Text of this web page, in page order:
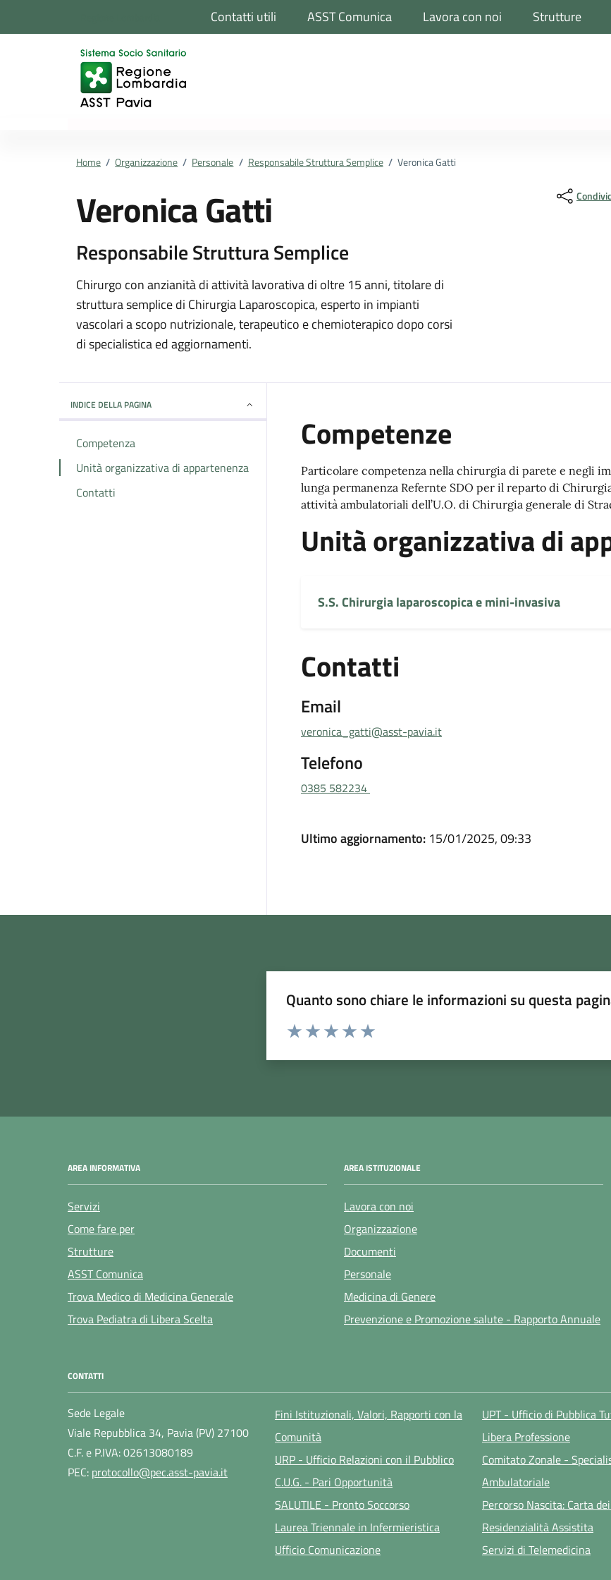
Contatti utili ASST Comunica Lavora con noi Strutture
Home / Organizzazione / Personale / Responsabile Struttura Semplice / Veronica Gatti
Veronica Gatti
Responsabile Struttura Semplice
Dettagli della persona
Chirurgo con anzianità di attività lavorativa di oltre 15 anni, titolare di
struttura semplice di Chirurgia Laparoscopica, esperto in impianti
vascolari a scopo nutrizionale, terapeutico e chemioterapico dopo corsi
di specialistica ed aggiornamenti.
INDICE DELLA PAGINA
Competenza
Unità organizzativa di appartenenza
Contatti
Competenze
Particolare competenza nella chirurgia di parete e negli
lunga permanenza Refernte SDO per il reparto di
attività ambulatoriali dell’U.O. di Chirurgia generale di
Unità organizzativa di
S.S. Chirurgia laparoscopica e mini-invasiva
Contatti
Email
veronica_gatti@asst-pavia.it
Telefono
0385 582234
Ultimo aggiornamento: 15/01/2025, 09:33
Quanto sono chiare le informazioni su questa
Rating:
AREA INFORMATIVA
Servizi
Come fare per
Strutture
ASST Comunica
Trova Medico di Medicina Generale
Trova Pediatra di Libera Scelta
AREA ISTITUZIONALE
Lavora con noi
Organizzazione
Documenti
Personale
Medicina di Genere
Prevenzione e Promozione salute - Rapporto Annuale
CONTATTI
Sede Legale
Viale Repubblica 34, Pavia (PV) 27100
C.F. e P.IVA: 02613080189
PEC: protocollo@pec.asst-pavia.it
Fini Istituzionali, Valori, Rapporti con la
Comunità
URP - Ufficio Relazioni con il Pubblico
C.U.G. - Pari Opportunità
SALUTILE - Pronto Soccorso
Laurea Triennale in Infermieristica
Ufficio Comunicazione
UPT - Ufficio di Pubblica
Libera Professione
Comitato Zonale -
Ambulatoriale
Percorso Nascita: Carta
Residenzialità Assistita
Servizi di Telemedicina